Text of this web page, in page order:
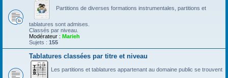
Partitions de diverses formations instrumentales, partitions et
tablatures sont admises.
Classés par niveau.
Modérateur : Marieh
Sujets : 155
Tablatures classées par titre et niveau
Les partitions et tablatures appartenant au domaine public se trouvent